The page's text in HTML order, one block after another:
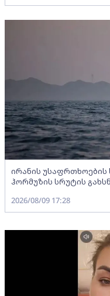
ირანის
ჰორმუზის სრუტის
2026/08/09 17:28